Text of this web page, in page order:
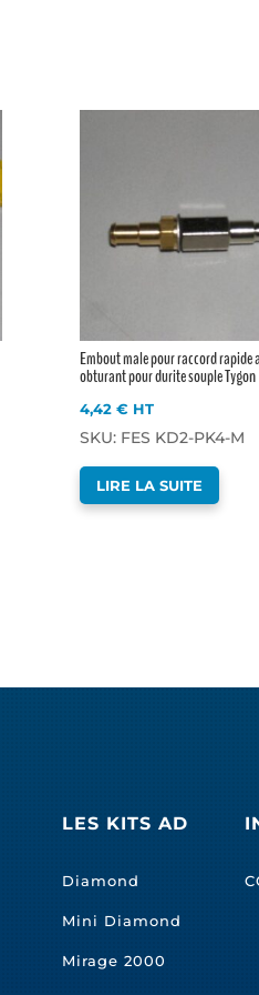
Embout male pour raccord
obturant pour durite souple Tygon
4,42€ HT
SKU: FES KD2-PK4-M
LIRE LA SUITE
LES KITS AD
Diamond
Mini Diamond
Mirage 2000